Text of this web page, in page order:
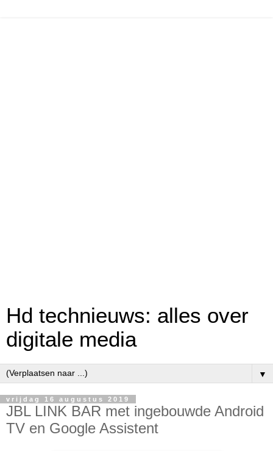
Hd technieuws: alles over
digitale media
▼
vrijdag 16 augustus 2019
JBL LINK BAR met ingebouwde Android
TV en Google Assistent